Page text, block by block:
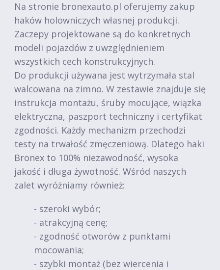
Na stronie bronexauto.pl oferujemy zakup
haków holowniczych własnej produkcji.
Zaczepy projektowane są do konkretnych
modeli pojazdów z uwzględnieniem
wszystkich cech konstrukcyjnych.
Do produkcji używana jest wytrzymała stal
walcowana na zimno. W zestawie znajduje się
instrukcja montażu, śruby mocujące, wiązka
elektryczna, paszport techniczny i certyfikat
zgodności. Każdy mechanizm przechodzi
testy na trwałość zmęczeniową. Dlatego haki
Bronex to 100% niezawodność, wysoka
jakość i długa żywotność. Wśród naszych
zalet wyróżniamy również:
- szeroki wybór;
- atrakcyjną cenę;
- zgodność otworów z punktami
mocowania;
- szybki montaż (bez wiercenia i